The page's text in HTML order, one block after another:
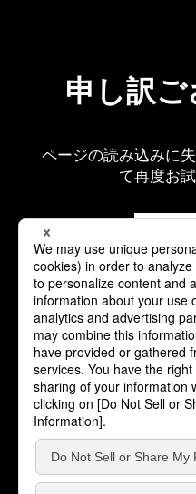
申し訳
ページの読み込みに
て再度お